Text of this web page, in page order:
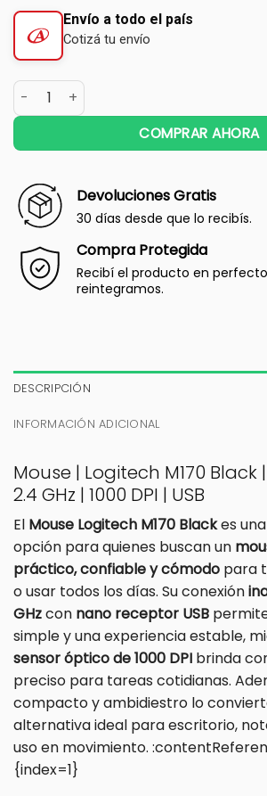
Envío a todo el país
Cotizá tu envío
COMPRAR AHORA
Devoluciones Gratis
30 días desde que lo recibís.
Compra Protegida
Recibí el producto en
reintegramos.
DESCRIPCIÓN
INFORMACIÓN ADICIONAL
Mouse | Logitech M170
2.4 GHz | 1000 DPI | USB
El Mouse Logitech M170 Blackes
opción para quienes buscan un
práctico, confiable y cómodo para
o usar todos los días. Su conexión
GHzcon nano receptor USB
simple y una experiencia estable,
sensor óptico de 1000 DPI brinda
preciso para tareas cotidianas.
compacto y ambidiestro lo
alternativa ideal para escritorio,
uso en movimiento.
{index=1}